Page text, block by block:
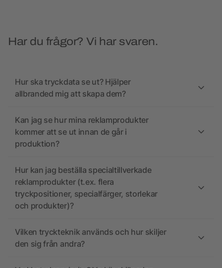
Har du frågor? Vi har svaren.
Hur ska tryckdata se ut? Hjälper
allbranded mig att skapa dem?
Kan jag se hur mina reklamprodukter
kommer att se ut innan de går i
produktion?
Hur kan jag beställa specialtillverkade
reklamprodukter (t.ex. flera
tryckpositioner, specialfärger, storlekar
och produkter)?
Vilken tryckteknik används och hur skiljer
den sig från andra?